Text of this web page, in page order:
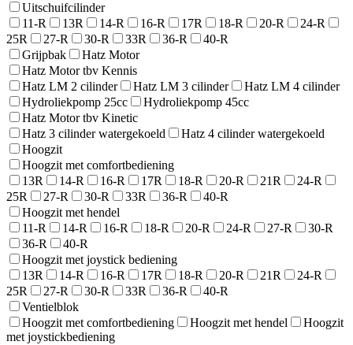
Uitschuifcilinder
11-R
13R 14-R 16-R 17R 18-R 20-R
24-R
25R
27-R 30-R 33R 36-R
40-R
Grijpbak
Hatz Motor
Hatz Motor tbv Kennis
Hatz LM 2 cilinder
Hatz LM 3 cilinder
Hatz LM 4 cilinder
Hydroliekpomp 25cc
Hydroliekpomp 45cc
Hatz Motor tbv Kinetic
Hatz 3 cilinder watergekoeld
Hatz 4 cilinder watergekoeld
Hoogzit
Hoogzit met comfortbediening
13R
14-R 16-R 17R 18-R 20-R 21R
24-R
25R
27-R 30-R 33R 36-R
40-R
Hoogzit met hendel
11-R
14-R 16-R 18-R 20-R 24-R 27-R
30-R
36-R
40-R
Hoogzit met joystick bediening
13R
14-R 16-R 17R 18-R 20-R 21R
24-R
25R
27-R 30-R 33R 36-R
40-R
Ventielblok
Hoogzit met comfortbediening
Hoogzit met hendel
Hoogzit
met joystickbediening